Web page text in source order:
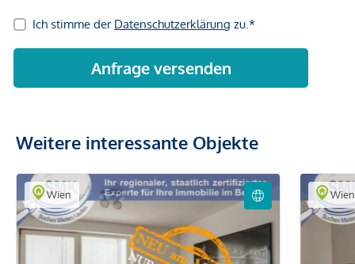
Weitere interessante Objekte
Wien Wien